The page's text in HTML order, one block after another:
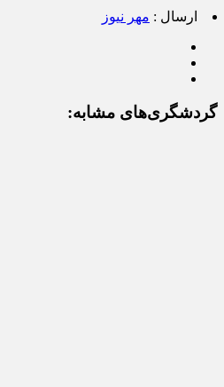
ارسال : مهر نیوز
گردشگری‌های مشابه: